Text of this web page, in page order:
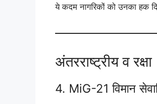
ये कदम नागरिकों को उनका हक
अंतरराष्ट्रीय व रक्षा
4. MiG-21 विमान